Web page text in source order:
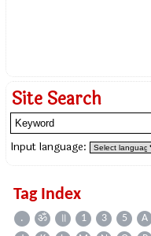
Site Search
Input language:
Tag Index
. ॐ ॥ 1 3 5 A